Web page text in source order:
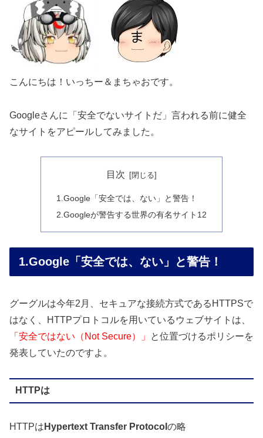
こんにちは！いっちー＆まちゃおです。
Googleさんに「安全でないサイトだ」言われる前に健全
なサイトをアピールしてみました。
目次
1.Google「安全では、ない」と警告！
2.Googleが警告する世界の有名サイト12
1.Google「安全では、ない」と警告！
グーグルは今年2月、セキュアな接続方式であるHTTPSで
はなく、HTTPプロトコルを用いているウェブサイトは、
「安全ではない（Not Secure）」
と位置づけるポリシーを
発表していたのですよ。
HTTPは
HTTPは Hypertext Transfer Protocol の略